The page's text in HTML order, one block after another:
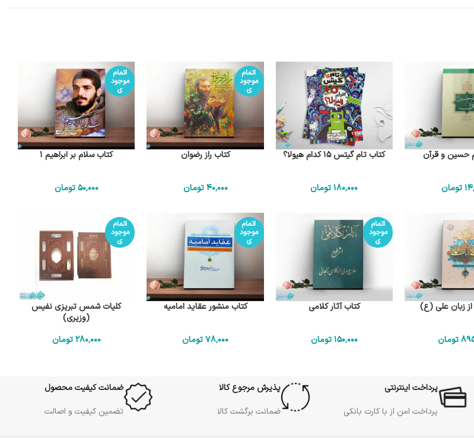
حسین و قرآن
تومان
کتاب تام گیتس 15 کدام هیولا؟
180٬000 تومان
اتمام
موجود
ی
کتاب راز رضوان
40٬000 تومان
اتمام
موجود
ی
کتاب سلام بر ابراهیم 1
50٬000 تومان
زبان علی (ع)
تومان
اتمام
موجود
ی
کتاب آثار کلامی
150٬000تومان
اتمام
موجود
ی
کتاب منشور عقاید امامیه
78٬000تومان
اتمام
موجود
ی
کلیات شمس تبریزی نفیس
(وزیری)
280٬000 تومان
پرداخت اینترنتی
پرداخت امن از با کارت بانکی
پذیرش مرجوع کالا
ضمانت برگشت کالا
ضمانت کیفیت محصول
تضمین کیفیت و اصالت